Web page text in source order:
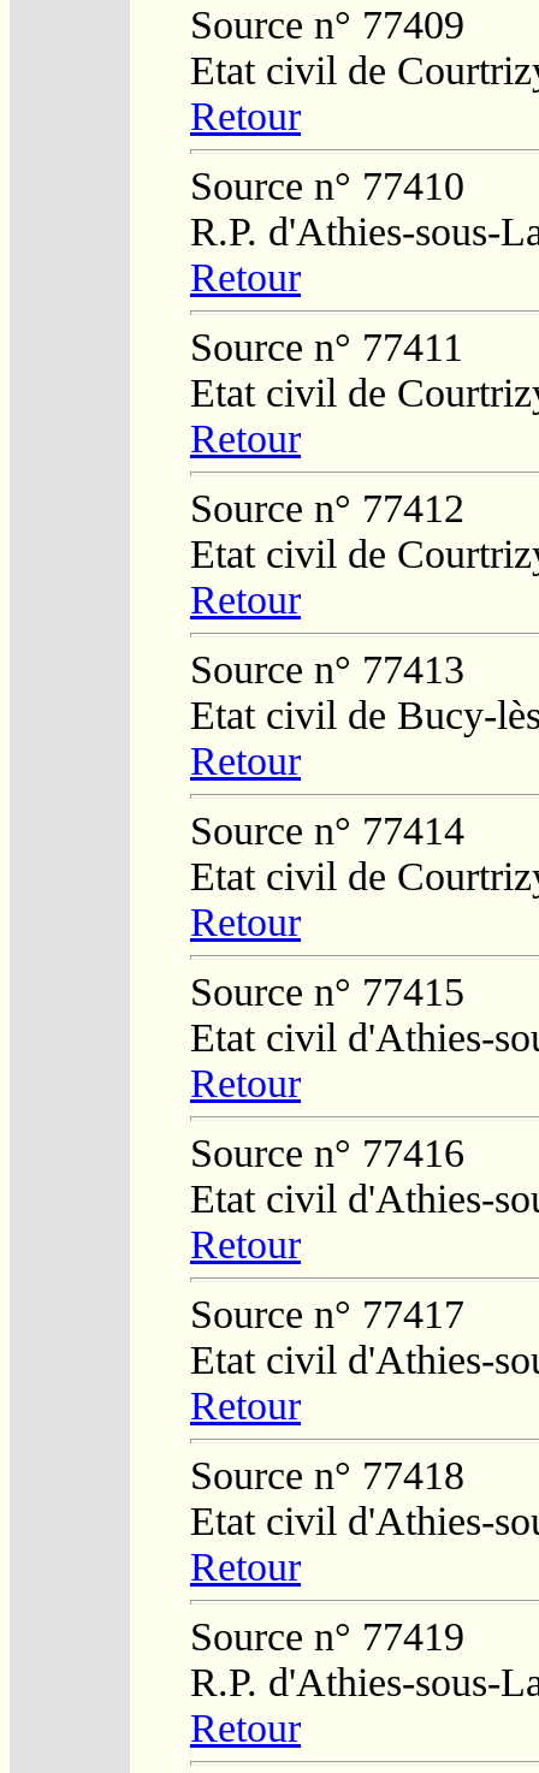
Source n° 77409
Etat civil de
Retour
Source n° 77410
R.P. d'Athies-sous-
Retour
Source n° 77411
Etat civil de
Retour
Source n° 77412
Etat civil de
Retour
Source n° 77413
Etat civil de Bucy-
Retour
Source n° 77414
Etat civil de
Retour
Source n° 77415
Etat civil d'Athies-
Retour
Source n° 77416
Etat civil d'Athies-
Retour
Source n° 77417
Etat civil d'Athies-
Retour
Source n° 77418
Etat civil d'Athies-
Retour
Source n° 77419
R.P. d'Athies-sous-
Retour